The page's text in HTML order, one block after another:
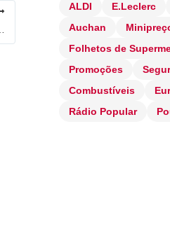
ALDI
E.Leclerc
Auchan
Folhetos de
Promoções
Combustíveis
Rádio Popular